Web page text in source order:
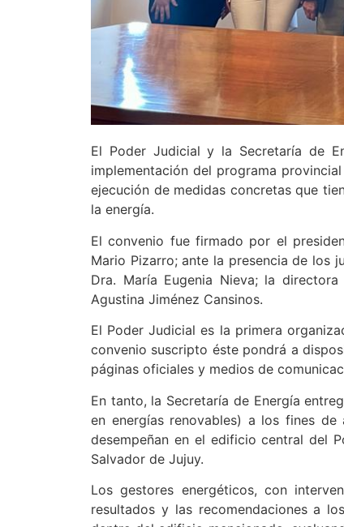
El Poder Judicial y la Secretaría de
implementación del programa
ejecución de medidas concretas que
la energía.
El convenio fue firmado por el
Mario Pizarro; ante la presencia de los
Dra. María Eugenia Nieva; la
Agustina Jiménez Cansinos.
El Poder Judicial es la primera
convenio suscripto éste pondrá a
páginas oficiales y medios de
En tanto, la Secretaría de Energía
en energías renovables) a los fines
desempeñan en el edificio central del
Salvador de Jujuy.
Los gestores energéticos, con
resultados y las recomendaciones a